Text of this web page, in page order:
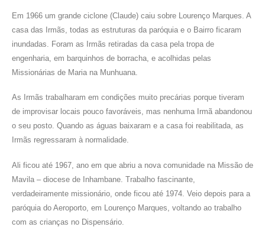
Em 1966 um grande ciclone (Claude) caiu sobre Lourenço Marques. A
casa das Irmãs, todas as estruturas da paróquia e o Bairro ficaram
inundadas. Foram as Irmãs retiradas da casa pela tropa de
engenharia, em barquinhos de borracha, e acolhidas pelas
Missionárias de Maria na Munhuana.
As Irmãs trabalharam em condições muito precárias porque tiveram
de improvisar locais pouco favoráveis, mas nenhuma Irmã abandonou
o seu posto. Quando as águas baixaram e a casa foi reabilitada, as
Irmãs regressaram à normalidade.
Ali ficou até 1967, ano em que abriu a nova comunidade na Missão de
Mavila – diocese de Inhambane. Trabalho fascinante,
verdadeiramente missionário, onde ficou até 1974. Veio depois para a
paróquia do Aeroporto, em Lourenço Marques, voltando ao trabalho
com as crianças no Dispensário.